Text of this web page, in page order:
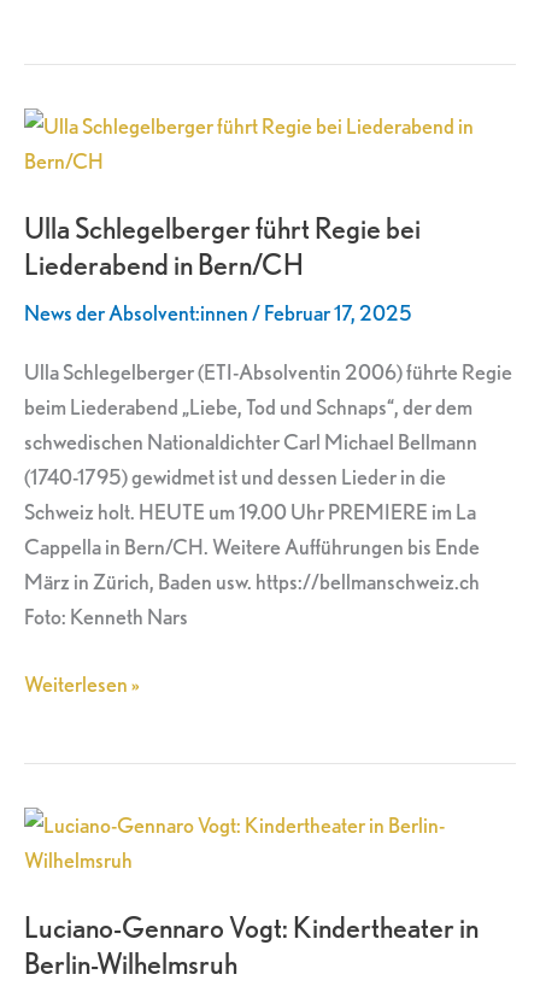
Ulla Schlegelberger führt Regie bei
Liederabend in Bern/CH
News der Absolvent:innen/Februar 17, 2025
Ulla Schlegelberger (ETI-Absolventin 2006) führte Regie
beim Liederabend „Liebe, Tod und Schnaps“, der dem
schwedischen Nationaldichter Carl Michael Bellmann
(1740-1795) gewidmet ist und dessen Lieder in die
Schweiz holt. HEUTE um 19.00 Uhr PREMIERE im La
Cappella in Bern/CH. Weitere Aufführungen bis Ende
März in Zürich, Baden usw. https://bellmanschweiz.ch
Foto: Kenneth Nars
Ulla
Schlegelberger
Regie
bei
Liederabend
Bern/CH
Weiterlesen »
Luciano-Gennaro Vogt: Kindertheater in
Berlin-Wilhelmsruh
Luciano-
Gennaro
Kindertheater
in